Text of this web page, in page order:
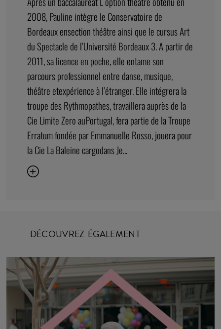
2008, Pauline intègre le Conservatoire de
Bordeaux ensection théâtre ainsi que le cursus Art
du Spectacle de l’Université Bordeaux 3. A partir de
2011, sa licence en poche, elle entame son
parcours professionnel entre danse, musique,
théâtre etexpérience à l’étranger. Elle intégrera la
troupe des Rythmopathes, travaillera auprès de la
Cie Limite Zero auPortugal, fera partie de la Troupe
Erratum fondée par Emmanuelle Rosso, jouera pour
la Cie La Baleine cargodans Je...
DÉCOUVREZ ÉGALEMENT